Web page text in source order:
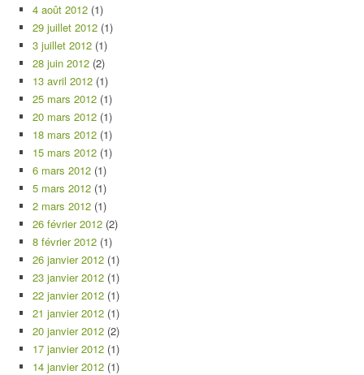
4 août 2012 (1)
29 juillet 2012 (1)
3 juillet 2012 (1)
28 juin 2012 (2)
13 avril 2012 (1)
25 mars 2012 (1)
20 mars 2012 (1)
18 mars 2012 (1)
15 mars 2012 (1)
6 mars 2012 (1)
5 mars 2012 (1)
2 mars 2012 (1)
26 février 2012 (2)
8 février 2012 (1)
26 janvier 2012 (1)
23 janvier 2012 (1)
22 janvier 2012 (1)
21 janvier 2012 (1)
20 janvier 2012 (2)
17 janvier 2012 (1)
14 janvier 2012 (1)